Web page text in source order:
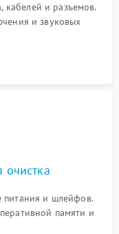
Подробнее →
кабелей и разъемов.
и звуковых
питания для
полного разбора.
очистка
питания и шлейфов.
памяти и
радиаторов от пыли